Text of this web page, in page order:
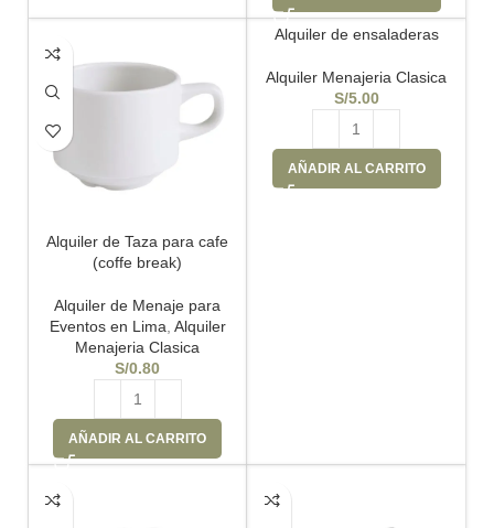
Alquiler de Taza para cafe
(coffe break)
Alquiler de Menaje para
Eventos en Lima Alquiler
Menajeria Clasica
S/0.80
AÑADIR AL CARRITO
Alquiler de ensaladeras
Alquiler Menajeria Clasica
S/5.00
AÑADIR AL CARRITO